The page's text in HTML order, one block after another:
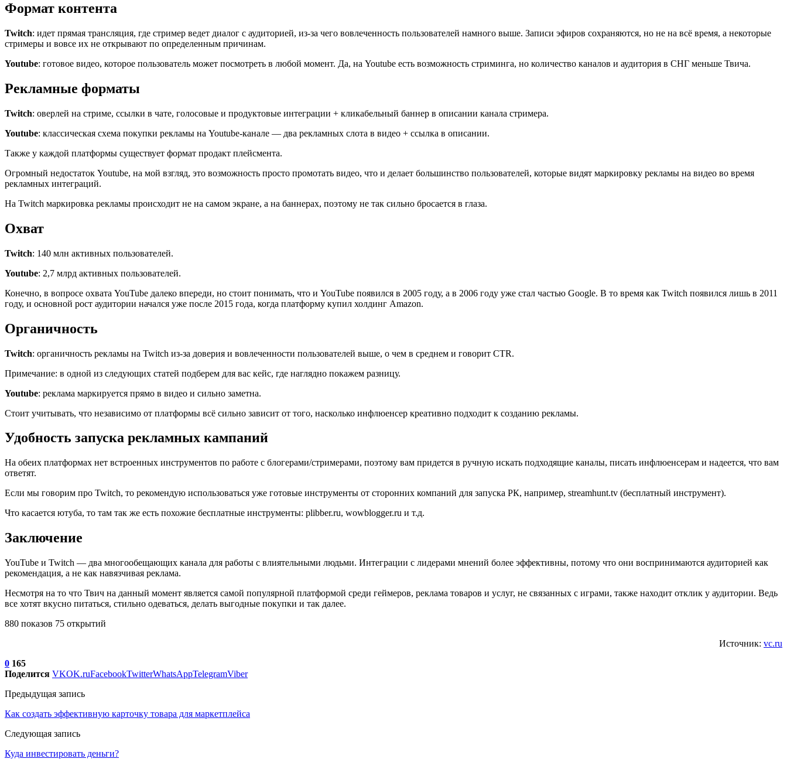
Формат контента
Twitch: идет прямая трансляция, где стример ведет диалог с аудиторией, из-за чего вовлеченность пользователей намного выше. Записи эфиров сохраняются, но не на всё время, а некоторые
стримеры и вовсе их не открывают по определенным причинам.
Youtube: готовое видео, которое пользователь может посмотреть в любой момент. Да, на Youtube есть возможность стриминга, но количество каналов и аудитория в СНГ меньше Твича.
Рекламные форматы
Twitch: оверлей на стриме, ссылки в чате, голосовые и продуктовые интеграции + кликабельный баннер в описании канала стримера.
Youtube: классическая схема покупки рекламы на Youtube-канале — два рекламных слота в видео + ссылка в описании.
Также у каждой платформы существует формат продакт плейсмента.
Огромный недостаток Youtube, на мой взгляд, это возможность просто промотать видео, что и делает большинство пользователей, которые видят маркировку рекламы на видео во время
рекламных интеграций.
На Twitch маркировка рекламы происходит не на самом экране, а на баннерах, поэтому не так сильно бросается в глаза.
Охват
Twitch: 140 млн активных пользователей.
Youtube: 2,7 млрд активных пользователей.
Конечно, в вопросе охвата YouTube далеко впереди, но стоит понимать, что и YouTube появился в 2005 году, а в 2006 году уже стал частью Google. В то время как Twitch появился лишь в 2011
году, и основной рост аудитории начался уже после 2015 года, когда платформу купил холдинг Amazon.
Органичность
Twitch: органичность рекламы на Twitch из-за доверия и вовлеченности пользователей выше, о чем в среднем и говорит CTR.
Примечание: в одной из следующих статей подберем для вас кейс, где наглядно покажем разницу.
Youtube: реклама маркируется прямо в видео и сильно заметна.
Стоит учитывать, что независимо от платформы всё сильно зависит от того, насколько инфлюенсер креативно подходит к созданию рекламы.
Удобность запуска рекламных кампаний
На обеих платформах нет встроенных инструментов по работе с блогерами/стримерами, поэтому вам придется в ручную искать подходящие каналы, писать инфлюенсерам и надеется, что вам
ответят.
Если мы говорим про Twitch, то рекомендую использоваться уже готовые инструменты от сторонних компаний для запуска РК, например, streamhunt.tv (бесплатный инструмент).
Что касается ютуба, то там так же есть похожие бесплатные инструменты: plibber.ru, wowblogger.ru и т.д.
Заключение
YouTube и Twitch — два многообещающих канала для работы с влиятельными людьми. Интеграции с лидерами мнений более эффективны, потому что они воспринимаются аудиторией как
рекомендация, а не как навязчивая реклама.
Несмотря на то что Твич на данный момент является самой популярной платформой среди геймеров, реклама товаров и услуг, не связанных с играми, также находит отклик у аудитории. Ведь
все хотят вкусно питаться, стильно одеваться, делать выгодные покупки и так далее.
880 показов 75 открытий
Источник: vc.ru
0 165
Поделится VKOK.ruFacebookTwitterWhatsAppTelegramViber
Предыдущая запись
Как создать эффективную карточку товара для маркетплейса
Следующая запись
Куда инвестировать деньги?